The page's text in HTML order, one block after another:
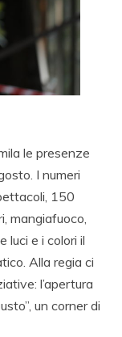
le presenze
I numeri
150
mangiafuoco,
luci e i colori il
Alla regia ci
l’apertura
un corner di